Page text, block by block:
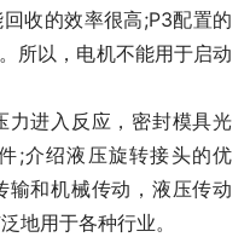
收的效率很高;P3配置的
所以，电机不能用于启动
力进入反应，密封模具光
;介绍液压旋转接头的优
输和机械传动，液压传动
地用于各种行业。